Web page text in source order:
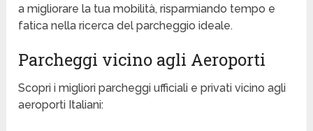
a migliorare la tua mobilità, risparmiando tempo e
fatica nella ricerca del parcheggio ideale.
Parcheggi vicino agli Aeroporti
Scopri i migliori parcheggi ufficiali e privati vicino agli
aeroporti Italiani: